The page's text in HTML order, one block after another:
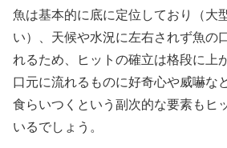
魚は基本的に底に定位しており（大
い）、天候や水況に左右されず魚の
れるため、ヒットの確立は格段に上
口元に流れるものに好奇心や威嚇な
食らいつくという副次的な要素もヒ
いるでしょう。